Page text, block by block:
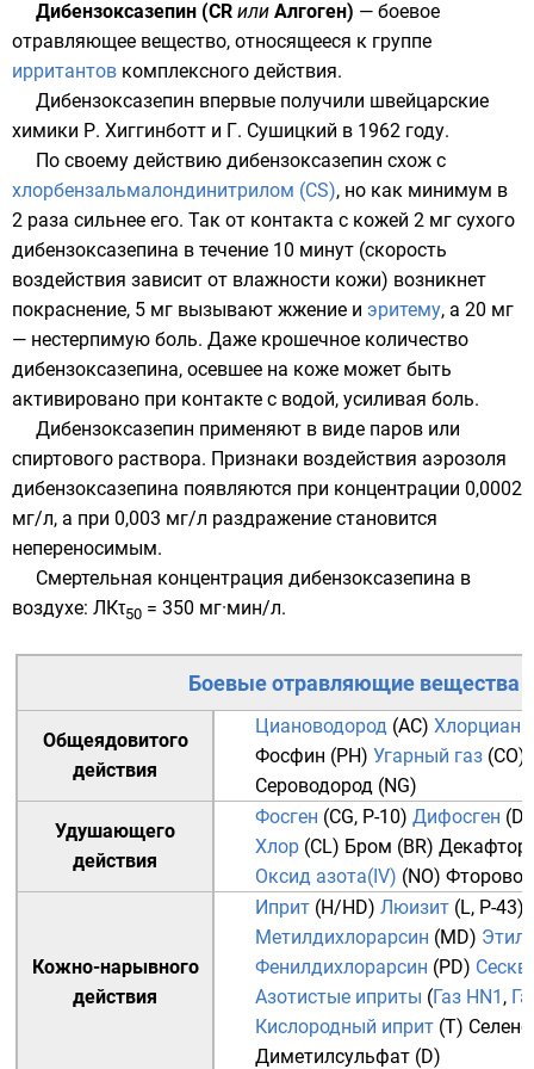
Дибензоксазепин (CR или Алгоген) — боевое
отравляющее вещество, относящееся к группе
ирритантов комплексного действия.
Дибензоксазепин впервые получили швейцарские
химики Р. Хиггинботт и Г. Сушицкий в 1962 году.
По своему действию дибензоксазепин схож с
хлорбензальмалондинитрилом (CS), но как минимум в
2 раза сильнее его. Так от контакта с кожей 2 мг сухого
дибензоксазепина в течение 10 минут (скорость
воздействия зависит от влажности кожи) возникнет
покраснение, 5 мг вызывают жжение и эритему, а 20 мг
— нестерпимую боль. Даже крошечное количество
дибензоксазепина, осевшее на коже может быть
активировано при контакте с водой, усиливая боль.
Дибензоксазепин применяют в виде паров или
спиртового раствора. Признаки воздействия аэрозоля
дибензоксазепина появляются при концентрации 0,0002
мг/л, а при 0,003 мг/л раздражение становится
непереносимым.
Смертельная концентрация дибензоксазепина в
воздухе: ЛКτ50 = 350 мг·мин/л.
Боевые отравляющие вещества
Общеядовитого
действия
Циановодород (AC) Хлорциан
Фосфин (PH) Угарный газ (CO)
Сероводород (NG)
Удушающего
действия
Фосген (CG, P-10) Дифосген
Хлор (CL) Бром (BR)
Оксид азота(IV) (NO)
Кожно-нарывного
действия
Иприт (Н/HD) Люизит (L, P-43)
Метилдихлорарсин (MD)
Фенилдихлорарсин (PD)
Азотистые иприты (Газ HN1 ,
Кислородный иприт (T)
Диметилсульфат (D)